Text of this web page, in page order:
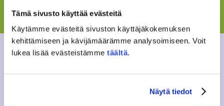
Tämä sivusto käyttää evästeitä
Käytämme evästeitä sivuston käyttäjäkokemuksen
kehittämiseen ja kävijämäärämme analysoimiseen. Voit
lukea lisää evästeistämme täältä.
Näytä tiedot
published on JAMKO’s social media on March 15. Two
More information: tapahtumat@jamko.fi